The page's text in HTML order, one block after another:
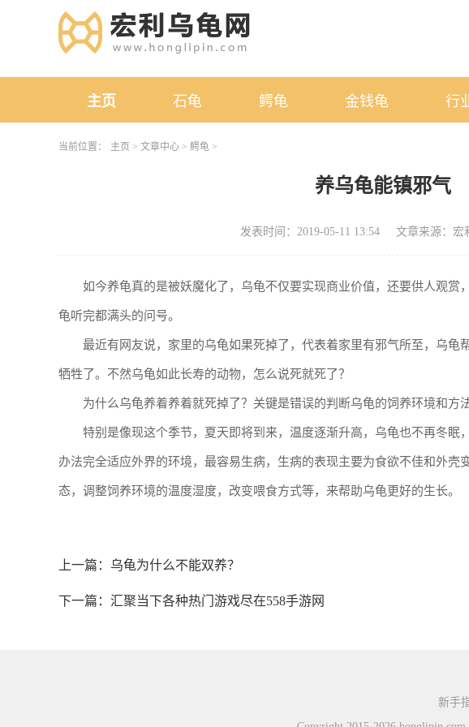
主页 石龟 鳄龟 金钱龟 行
当前位置： 主页 > 文章中心 > 鳄龟 >
养乌龟能镇邪气
发表时间：2019-05-11 13:54 文章来源：宏
如今养龟真的是被妖魔化了，乌龟不仅要实现商业价值，还要供人观赏
龟听完都满头的问号。
最近有网友说，家里的乌龟如果死掉了，代表着家里有邪气所至，乌龟
牺牲了。不然乌龟如此长寿的动物，怎么说死就死了？
为什么乌龟养着养着就死掉了？关键是错误的判断乌龟的饲养环境和方
特别是像现这个季节，夏天即将到来，温度逐渐升高，乌龟也不再冬眠
办法完全适应外界的环境，最容易生病，生病的表现主要为食欲不佳和外壳
态，调整饲养环境的温度湿度，改变喂食方式等，来帮助乌龟更好的生长。
上一篇： 乌龟为什么不能双养？
下一篇： 汇聚当下各种热门游戏尽在558手游网
新手